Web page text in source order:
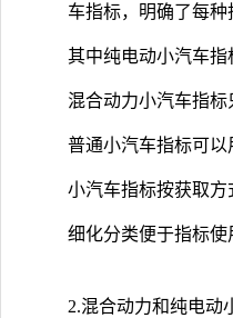
车指标，明确了每种
其中纯电动小汽车指
混合动力小汽车指
普通小汽车指标可
小汽车指标按获取
细化分类便于指标使
2.混合动力和纯电动